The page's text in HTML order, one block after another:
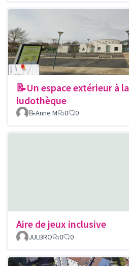
📝Un espace extérieur à la
ludothèque
📝Anne M 0 0
Aire de jeux inclusive
JULBRO
0 0